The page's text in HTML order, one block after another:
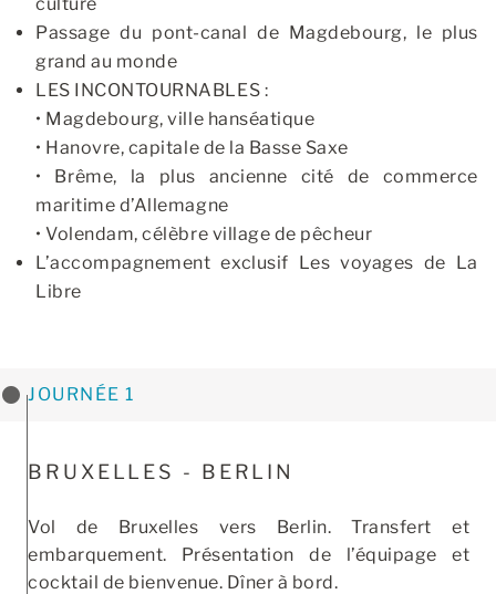
Passage du pont-canal de Magdebourg, le plus
grand au monde
LES INCONTOURNABLES :
• Magdebourg, ville hanséatique
• Hanovre, capitale de la Basse Saxe
• Brême, la plus ancienne cité de commerce
maritime d’Allemagne
• Volendam, célèbre village de pêcheur
L’accompagnement exclusif Les voyages de La
Libre
JOURNÉE 1
BRUXELLES - BERLIN
Vol de Bruxelles vers Berlin. Transfert et
embarquement. Présentation de l’équipage et
cocktail de bienvenue. Dîner à bord.